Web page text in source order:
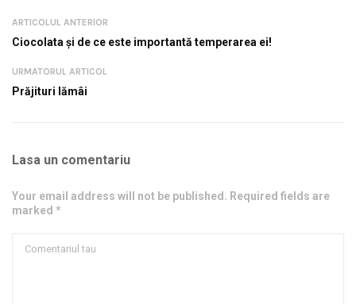
ARTICOLUL ANTERIOR
Ciocolata și de ce este importantă temperarea ei!
URMATORUL ARTICOL
Prăjituri lămâi
Lasa un comentariu
Your email address will not be published. Required fields are
marked *